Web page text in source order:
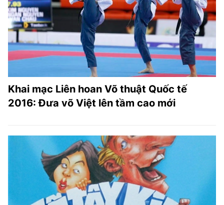
Khai mạc Liên hoan Võ thuật Quốc tế
2016: Đưa võ Việt lên tầm cao mới